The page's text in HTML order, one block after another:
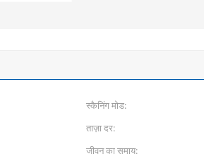
स्कैनिंग मोड:
ताज़ा दर:
जीवन का समाय: